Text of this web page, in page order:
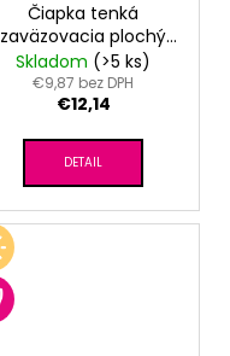
Čiapka tenká
zaväzovacia plochý
šev Outlast® -
tm.staroružová
Skladom (>5 ks)
€9,87 bez DPH
€12,14
DETAIL